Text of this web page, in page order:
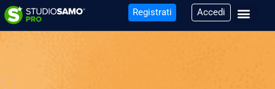
Registrati Accedi